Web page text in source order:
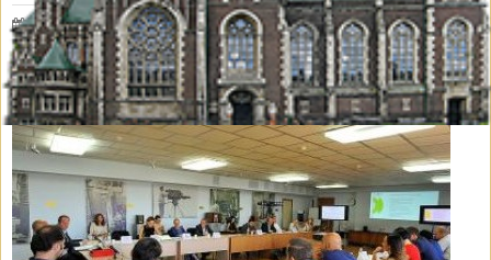
22 вересня 2016 р. Переглядів: 3045 Коментарі: 0